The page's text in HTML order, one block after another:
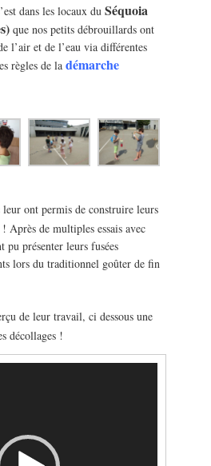
dans les locaux du Séquoia
que nos petits débrouillards ont
l’air et de l’eau via différentes
règles de la démarche
leur ont permis de construire leurs
Après de multiples essais avec
pu présenter leurs fusées
lors du traditionnel goûter de fin
de leur travail, ci dessous une
décollages !